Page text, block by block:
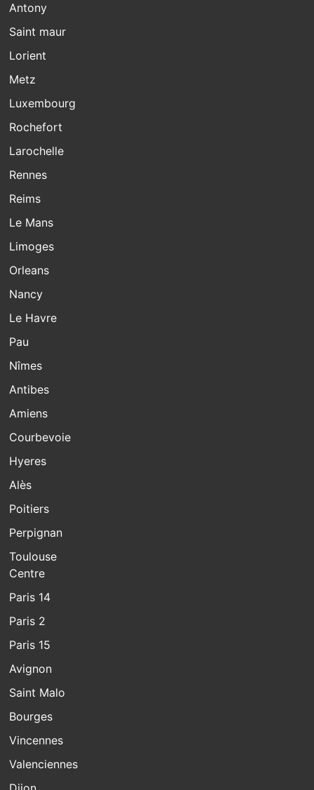
Antony
Saint maur
Lorient
Metz
Luxembourg
Rochefort
Larochelle
Rennes
Reims
Le Mans
Limoges
Orleans
Nancy
Le Havre
Pau
Nîmes
Antibes
Amiens
Courbevoie
Hyeres
Alès
Poitiers
Perpignan
Toulouse
Centre
Paris 14
Paris 2
Paris 15
Avignon
Saint Malo
Bourges
Vincennes
Valenciennes